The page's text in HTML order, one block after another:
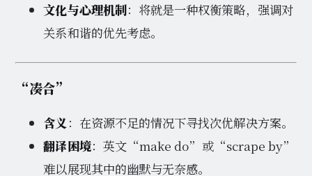
文化与心理机制：将就是一种权衡策略，强调对
关系和谐的优先考虑。
“凑合”
含义：在资源不足的情况下寻找次优解决方案。
翻译困境：英文“make do”或“scrape by”
难以展现其中的幽默与无奈感。